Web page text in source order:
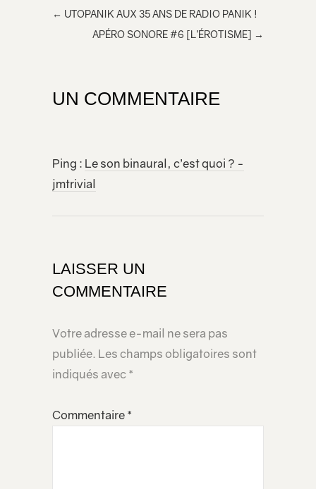
← UTOPANIK AUX 35 ANS DE RADIO PANIK !
APÉRO SONORE #6 [L’ÉROTISME] →
UN COMMENTAIRE
Ping : Le son binaural, c’est quoi ? -
jmtrivial
LAISSER UN
COMMENTAIRE
Votre adresse e-mail ne sera pas
publiée. Les champs obligatoires sont
indiqués avec *
Commentaire *